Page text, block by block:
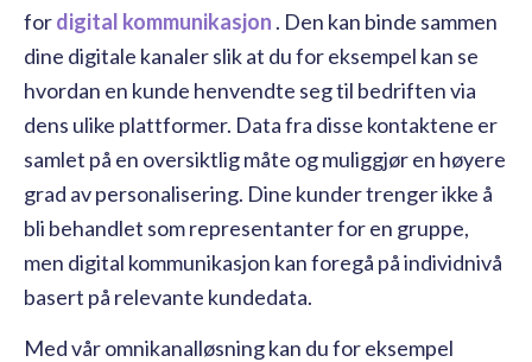
fordigital kommunikasjon . Den kan binde sammen
dine digitale kanaler slik at du for eksempel kan se
hvordan en kunde henvendte seg til bedriften via
dens ulike plattformer. Data fra disse kontaktene er
samlet på en oversiktlig måte og muliggjør en høyere
grad av personalisering. Dine kunder trenger ikke å
bli behandlet som representanter for en gruppe,
men digital kommunikasjon kan foregå på individnivå
basert på relevante kundedata.
Med vår omnikanalløsning kan du for eksempel